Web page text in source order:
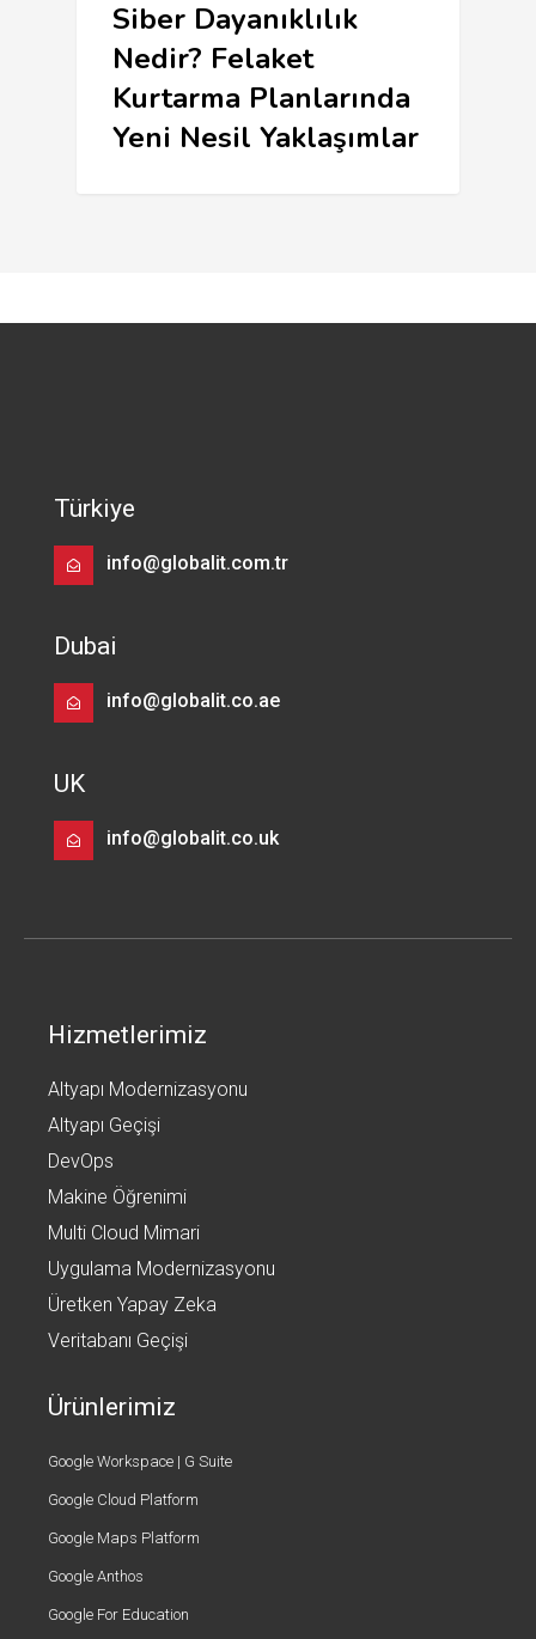
Siber Dayanıklılık
Nedir? Felaket
Kurtarma Planlarında
Yeni Nesil Yaklaşımlar
Türkiye
info@globalit.com.tr
Dubai
info@globalit.co.ae
UK
info@globalit.co.uk
Hizmetlerimiz
Altyapı Modernizasyonu
Altyapı Geçişi
DevOps
Makine Öğrenimi
Multi Cloud Mimari
Uygulama Modernizasyonu
Üretken Yapay Zeka
Veritabanı Geçişi
Ürünlerimiz
Google Workspace | G Suite
Google Cloud Platform
Google Maps Platform
Google Anthos
Google For Education